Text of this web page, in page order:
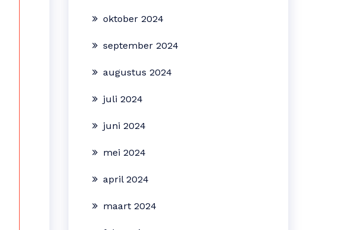
oktober 2024
september 2024
augustus 2024
juli 2024
juni 2024
mei 2024
april 2024
maart 2024